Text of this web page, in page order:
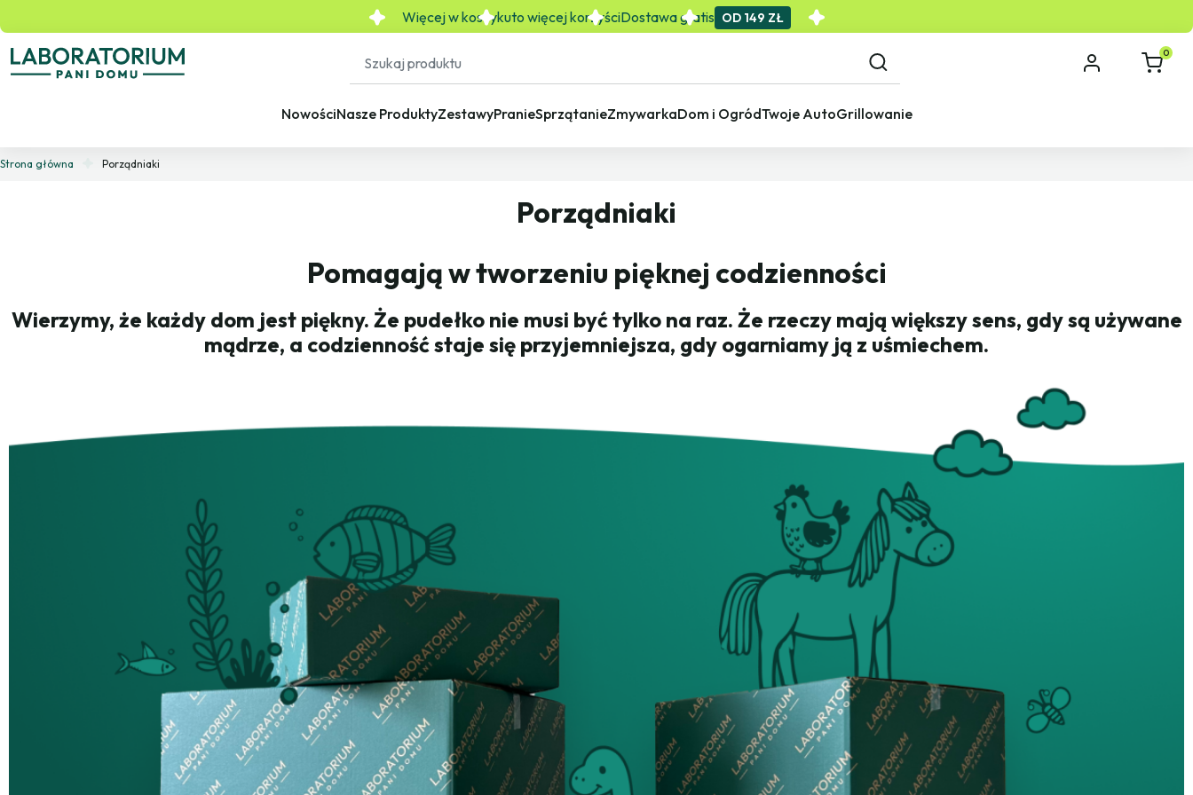
Więcej w koszykuto więcej korzyściDostawa gratis OD 149 ZŁ
0
NowościNasze ProduktyZestawyPranieSprzątanieZmywarkaDom i OgródTwoje AutoGrillowanie
Strona główna Porządniaki
Porządniaki
Pomagają w tworzeniu pięknej codzienności
Wierzymy, że każdy dom jest piękny. Że pudełko nie musi być tylko na raz. Że rzeczy mają większy sens, gdy są używane
mądrze, a codzienność staje się przyjemniejsza, gdy ogarniamy ją z uśmiechem.